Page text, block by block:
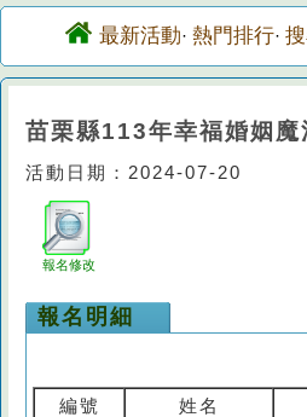
最新活動· 熱門排行·
苗栗縣113年幸福婚姻魔
活動日期：2024-07-20
報名修改
報名明細
編號 姓名